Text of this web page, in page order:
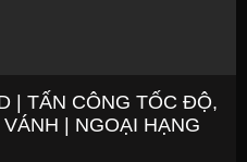
| TẤN CÔNG TỐC ĐỘ,
| NGOẠI HẠNG